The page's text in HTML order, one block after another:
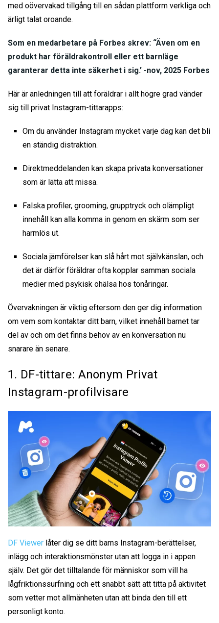
med oövervakad tillgång till en sådan plattform verkliga och
ärligt talat oroande.
Som en medarbetare på Forbes skrev: “Även om en
produkt har föräldrakontroll eller ett barnläge
garanterar detta inte säkerhet i sig.’ -nov, 2025 Forbes
Här är anledningen till att föräldrar i allt högre grad vänder
sig till privat Instagram-tittarapps:
Om du använder Instagram mycket varje dag kan det bli
en ständig distraktion.
Direktmeddelanden kan skapa privata konversationer
som är lätta att missa.
Falska profiler, grooming, grupptryck och olämpligt
innehåll kan alla komma in genom en skärm som ser
harmlös ut.
Sociala jämförelser kan slå hårt mot självkänslan, och
det är därför föräldrar ofta kopplar samman sociala
medier med psykisk ohälsa hos tonåringar.
Övervakningen är viktig eftersom den ger dig information
om vem som kontaktar ditt barn, vilket innehåll barnet tar
del av och om det finns behov av en konversation nu
snarare än senare.
1. DF-tittare: Anonym Privat
Instagram-profilvisare
DF Viewer låter dig se ditt barns Instagram-berättelser,
inlägg och interaktionsmönster utan att logga in i appen
själv. Det gör det tilltalande för människor som vill ha
lågfriktionssurfning och ett snabbt sätt att titta på aktivitet
som vetter mot allmänheten utan att binda den till ett
personligt konto.